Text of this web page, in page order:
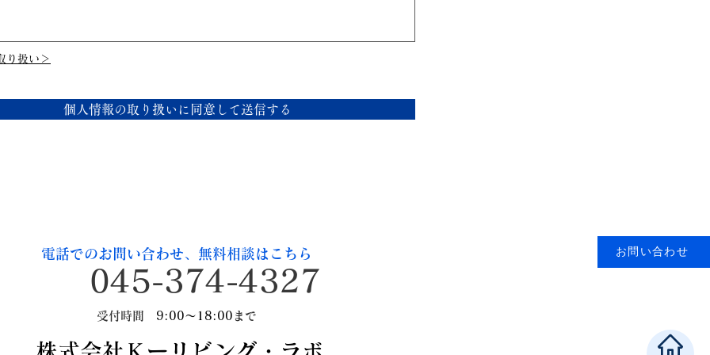
り扱い＞
個人情報の取り扱いに同意して送信する
お問い合わせ
電話でのお問い合わせ、無料相談はこちら
045-374-4327
受付時間 9:00～18:00 まで